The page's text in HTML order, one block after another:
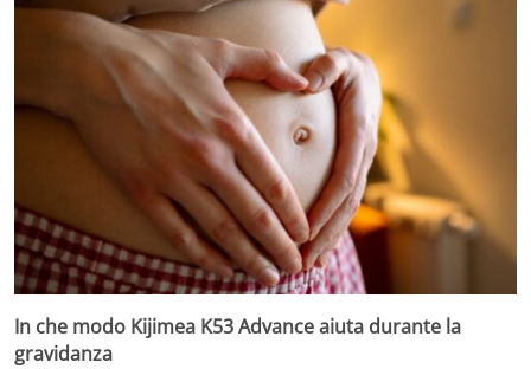
In che modo Kijimea K53 Advance aiuta durante la
gravidanza